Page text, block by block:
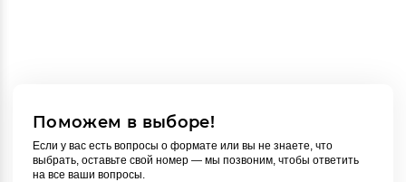
Поможем в выборе!
Если у вас есть вопросы о формате или вы не знаете, что
выбрать, оставьте свой номер — мы позвоним, чтобы ответить
на все ваши вопросы.